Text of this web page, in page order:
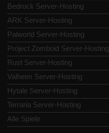
Bedrock Server-Hosting
ARK Server-Hosting
Palworld Server-Hosting
Project Zomboid Server-Hosting
Rust Server-Hosting
Valheim Server-Hosting
Hytale Server-Hosting
Terraria Server-Hosting
Alle Spiele